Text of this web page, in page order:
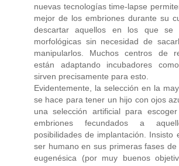
nuevas tecnologías time-lapse
mejor de los embriones durante su
descartar aquellos en los que se
morfológicas sin necesidad de
manipularlos. Muchos centros de
están adaptando incubadores
sirven precisamente para esto.
Evidentemente, la selección en la
se hace para tener un hijo con ojos
una selección artificial para
embriones fecundados a
posibilidades de implantación. Insisto
ser humano en sus primeras fases
eugenésica (por muy buenos